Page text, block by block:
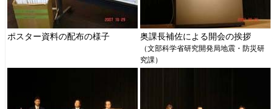
ポスター資料の配布の様子 奥課長補佐による開会の挨拶
（文部科学省研究開発局地震・防災研
究課）